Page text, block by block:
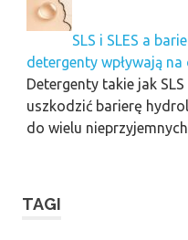
SLS i SLES a
detergenty wpływają
Detergenty takie jak
uszkodzić barierę
do wielu
TAGI